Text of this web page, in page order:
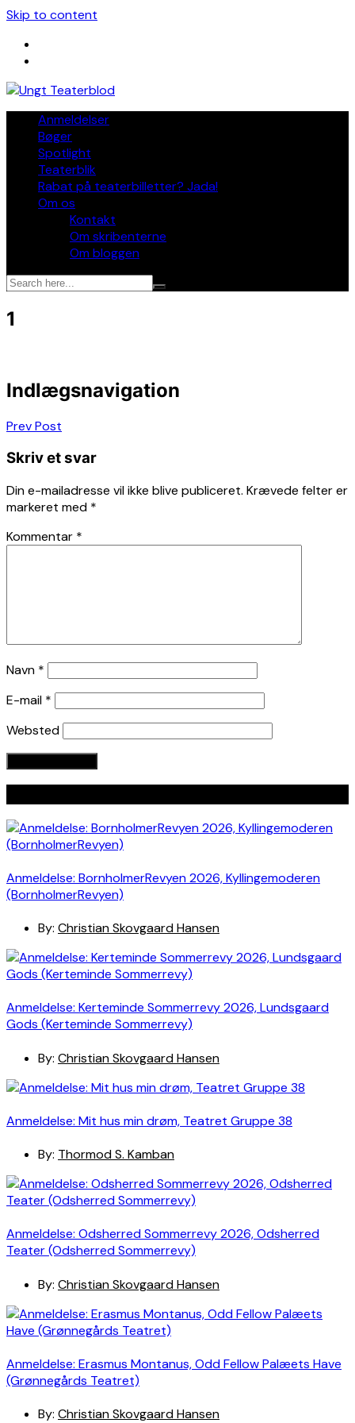
Skip to content
Anmeldelser
Bøger
Spotlight
Teaterblik
Rabat på teaterbilletter? Jada!
Om os
Kontakt
Om skribenterne
Om bloggen
1
Indlægsnavigation
Prev Post
Skriv et svar
Din e-mailadresse vil ikke blive publiceret. Krævede felter er
markeret med *
Kommentar *
Navn *
E-mail *
Websted
Anmeldelse: BornholmerRevyen 2026, Kyllingemoderen
(BornholmerRevyen)
By: Christian Skovgaard Hansen
Anmeldelse: Kerteminde Sommerrevy 2026, Lundsgaard
Gods (Kerteminde Sommerrevy)
By: Christian Skovgaard Hansen
Anmeldelse: Mit hus min drøm, Teatret Gruppe 38
By: Thormod S. Kamban
Anmeldelse: Odsherred Sommerrevy 2026, Odsherred
Teater (Odsherred Sommerrevy)
By: Christian Skovgaard Hansen
Anmeldelse: Erasmus Montanus, Odd Fellow Palæets Have
(Grønnegårds Teatret)
By: Christian Skovgaard Hansen